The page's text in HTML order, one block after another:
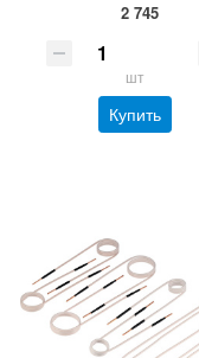
2 745
шт
Купить